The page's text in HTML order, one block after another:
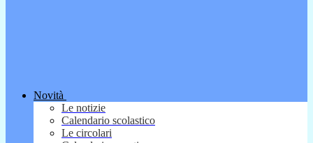
Novità
Le notizie
Calendario scolastico
Le circolari